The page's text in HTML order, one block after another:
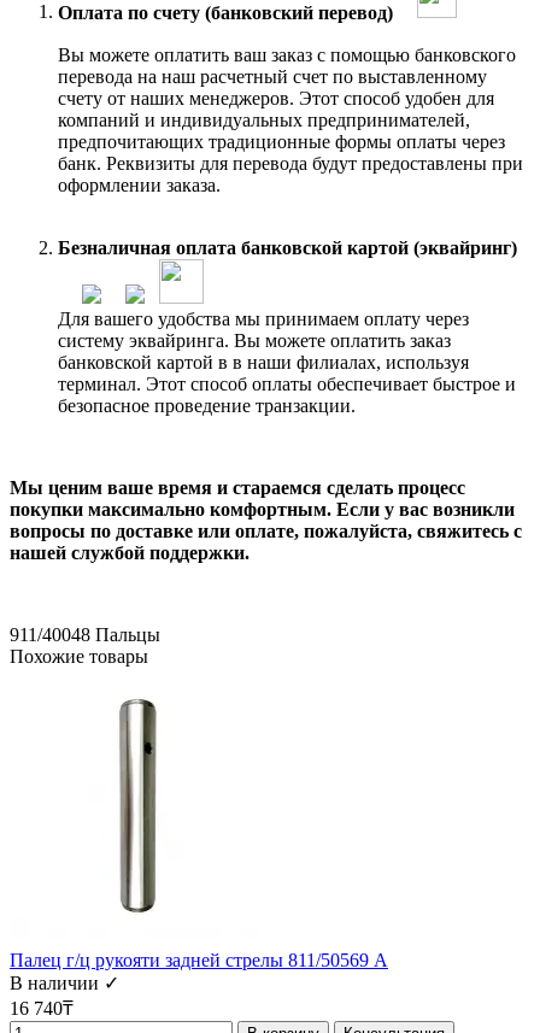
Оплата по счету (банковский перевод)
Вы можете оплатить ваш заказ с помощью банковского
перевода на наш расчетный счет по выставленному
счету от наших менеджеров. Этот способ удобен для
компаний и индивидуальных предпринимателей,
предпочитающих традиционные формы оплаты через
банк. Реквизиты для перевода будут предоставлены при
оформлении заказа.
Безналичная оплата банковской картой (эквайринг)
Для вашего удобства мы принимаем оплату через
систему эквайринга. Вы можете оплатить заказ
банковской картой в в наши филиалах, используя
терминал. Этот способ оплаты обеспечивает быстрое и
безопасное проведение транзакции.
Мы ценим ваше время и стараемся сделать процесс
покупки максимально комфортным. Если у вас возникли
вопросы по доставке или оплате, пожалуйста, свяжитесь с
нашей службой поддержки.
911/40048 Пальцы
Похожие товары
Палец г/ц рукояти задней стрелы 811/50569 А
В наличии ✓
16 740₸